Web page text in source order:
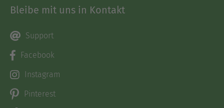
Bleibe mit uns in Kontakt
Support
Facebook
Instagram
Pinterest